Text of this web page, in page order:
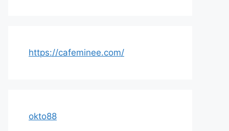
https://cafeminee.com/
okto88